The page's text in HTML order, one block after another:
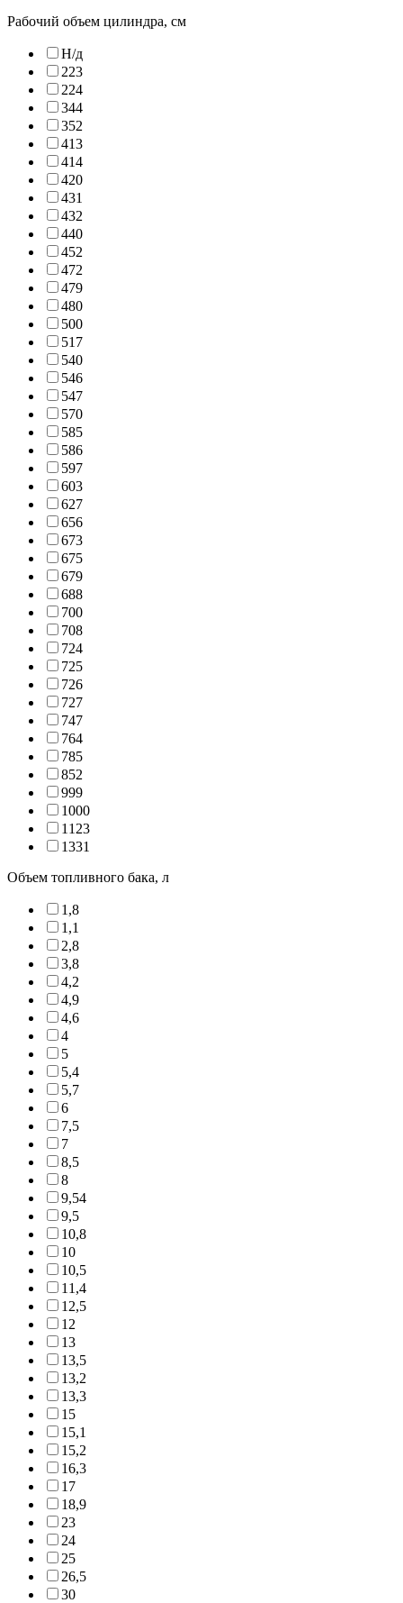
Рабочий объем цилиндра, см
Н/д
223
224
344
352
413
414
420
431
432
440
452
472
479
480
500
517
540
546
547
570
585
586
597
603
627
656
673
675
679
688
700
708
724
725
726
727
747
764
785
852
999
1000
1123
1331
Объем топливного бака, л
1,8
1,1
2,8
3,8
4,2
4,9
4,6
4
5
5,4
5,7
6
7,5
7
8,5
8
9,54
9,5
10,8
10
10,5
11,4
12,5
12
13
13,5
13,2
13,3
15
15,1
15,2
16,3
17
18,9
23
24
25
26,5
30